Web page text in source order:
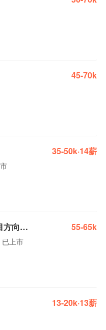
45-70k
35-50k·14薪
电力系统-主任工程师（海外项目方向电气方案专家） 55-65k
上市
13-20k·13薪